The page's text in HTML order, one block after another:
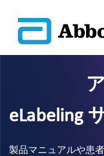
アボ
eLabeling
製品マニュアルや患